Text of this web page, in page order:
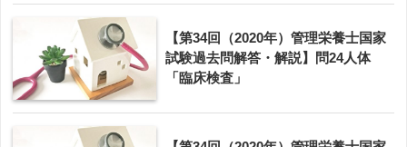
【第34回（2020年）管理栄養士国家
試験過去問解答・解説】問24人体
「臨床検査」